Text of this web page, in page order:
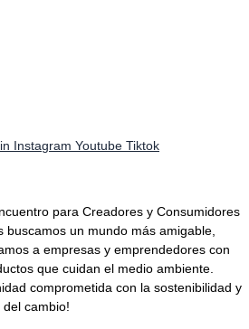
Instagram Youtube Tiktok
para Creadores y Consumidores
buscamos un mundo más amigable,
a empresas y emprendedores con
que cuidan el medio ambiente.
comprometida con la sostenibilidad y
del cambio!